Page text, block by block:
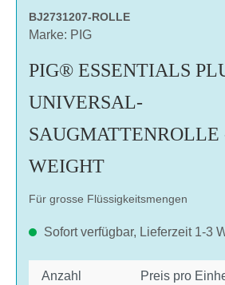
BJ2731207-ROLLE
Marke: PIG
PIG® ESSENTIALS
UNIVERSAL-
WEIGHT
Für grosse Flüssigkeitsmengen
Sofort verfügbar, Lieferzeit 1-3
Anzahl Preis pro